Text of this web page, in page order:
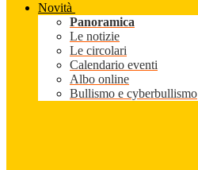
Novità
Panoramica
Le notizie
Le circolari
Calendario eventi
Albo online
Bullismo e cyberbullismo